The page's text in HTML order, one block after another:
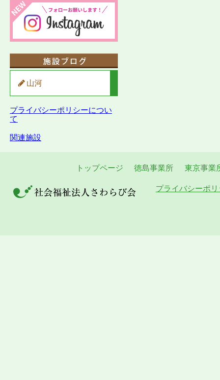
山河
プライバシーポリシーについ
て
関連施設
トップページ 徳島事業所 東京事業
プライバシーポ